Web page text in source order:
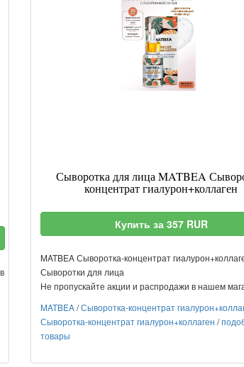
Сыворотка для лица MATBEA
концентрат гиалурон+коллаген
Купить за 357 RUR
MATBEA Сыворотка-концентрат
Сыворотки для лица
Не пропускайте акции и распродажи в нашем
MATBEA/Сыворотка-концентрат
Сыворотка-концентрат гиалурон+коллаген /
товары